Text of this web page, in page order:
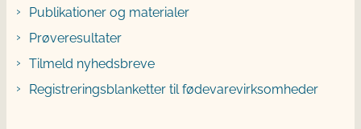
Publikationer og materialer
Prøveresultater
Tilmeld nyhedsbreve
Registreringsblanketter til fødevarevirksomheder